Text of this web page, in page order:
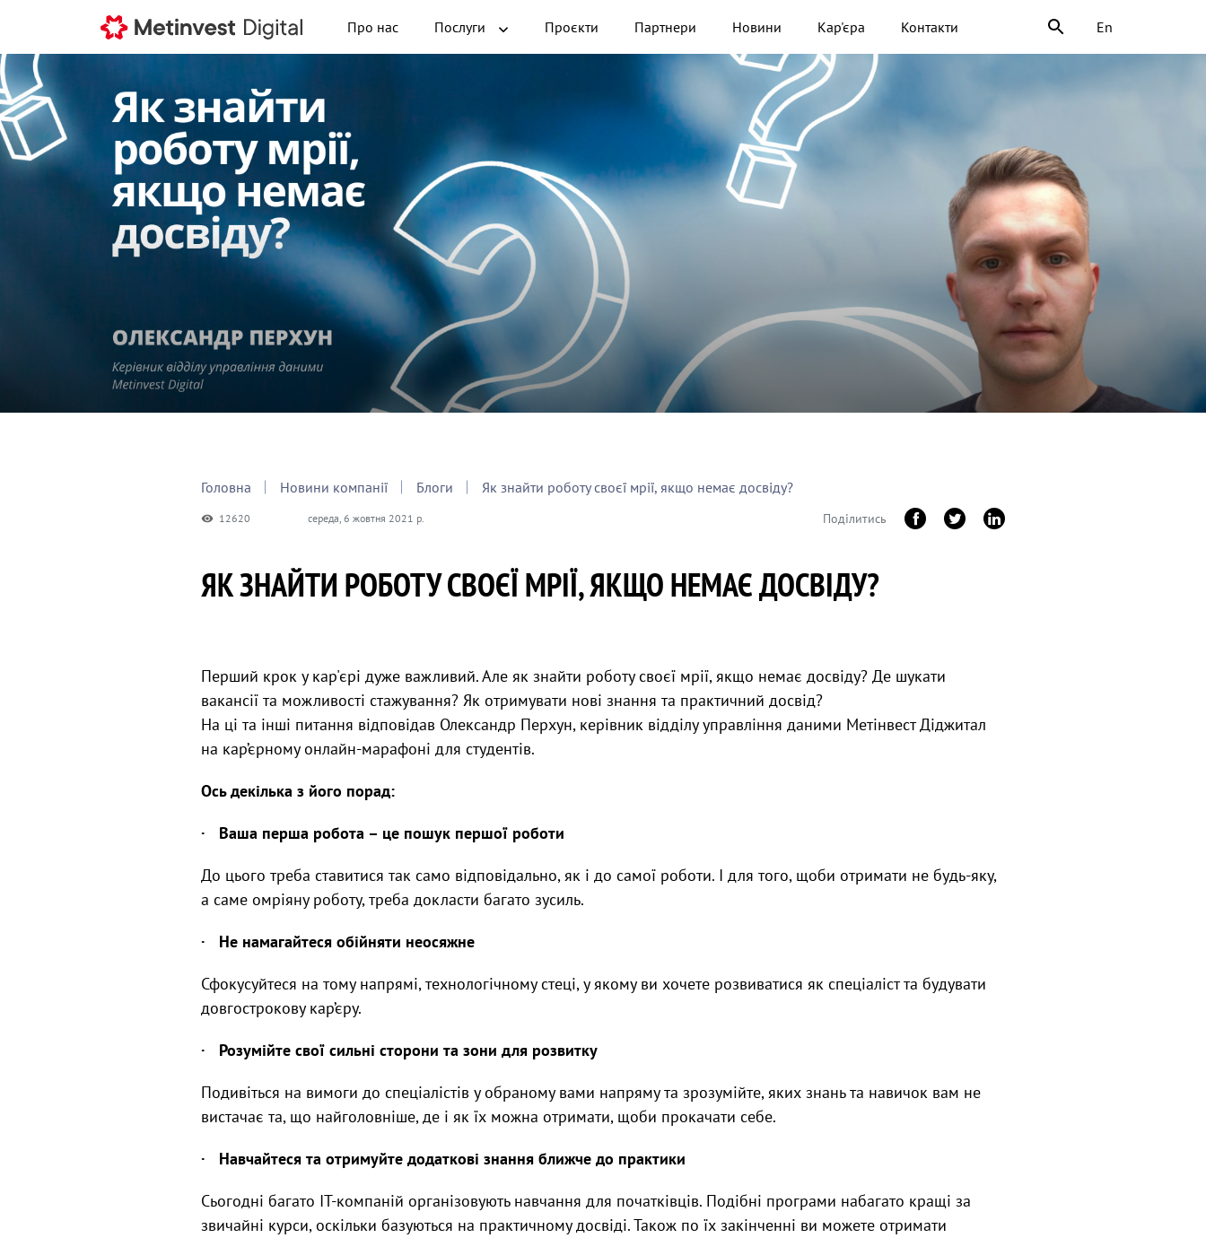
Про нас Послуги Проєкти Партнери Новини Кар'єра Контакти En
Головна Новини компанії Блоги Як знайти роботу своєї мрії, якщо немає досвіду?
12620 середа, 6 жовтня 2021 р. Поділитись
ЯК ЗНАЙТИ РОБОТУ СВОЄЇ МРІЇ, ЯКЩО НЕМАЄ ДОСВІДУ?
Перший крок у кар'єрі дуже важливий. Але як знайти роботу своєї мрії, якщо немає досвіду? Де шукати
вакансії та можливості стажування? Як отримувати нові знання та практичний досвід?
На ці та інші питання відповідав Олександр Перхун, керівник відділу управління даними Метінвест Діджитал
на кар’єрному онлайн-марафоні для студентів.
Ось декілька з його порад:
· Ваша перша робота – це пошук першої роботи
До цього треба ставитися так само відповідально, як і до самої роботи. І для того, щоби отримати не будь-яку,
а саме омріяну роботу, треба докласти багато зусиль.
· Не намагайтеся обійняти неосяжне
Сфокусуйтеся на тому напрямі, технологічному стеці, у якому ви хочете розвиватися як спеціаліст та будувати
довгострокову кар’єру.
· Розумійте свої сильні сторони та зони для розвитку
Подивіться на вимоги до спеціалістів у обраному вами напряму та зрозумійте, яких знань та навичок вам не
вистачає та, що найголовніше, де і як їх можна отримати, щоби прокачати себе.
· Навчайтеся та отримуйте додаткові знання ближче до практики
Сьогодні багато ІТ-компаній організовують навчання для початківців. Подібні програми набагато кращі за
звичайні курси, оскільки базуються на практичному досвіді. Також по їх закінченні ви можете отримати